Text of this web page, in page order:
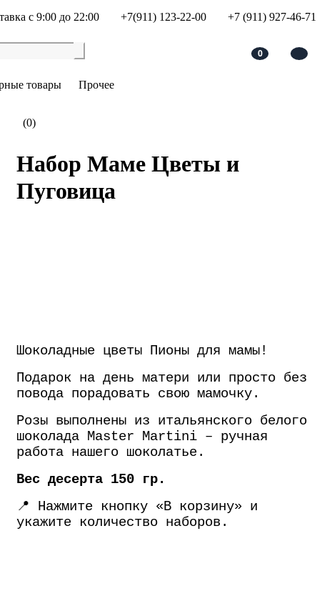
с 9:00 до 22:00 +7(911) 123-22-00 +7 (911) 927-46-71
0
товары
Прочее
(0)
Набор Маме Цветы и
Пуговица
Шоколадные цветы Пионы для мамы!
Подарок на день матери или просто без
повода порадовать свою мамочку.
Розы выполнены из итальянского белого
шоколада Master Martini – ручная
работа нашего шоколатье.
Вес десерта 150 гр.
📍 Нажмите кнопку «В корзину» и
укажите количество наборов.